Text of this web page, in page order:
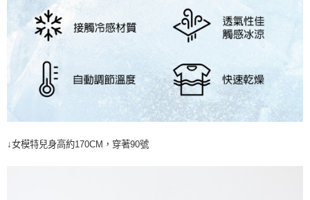
↓女模特兒身高約170CM，穿著90號